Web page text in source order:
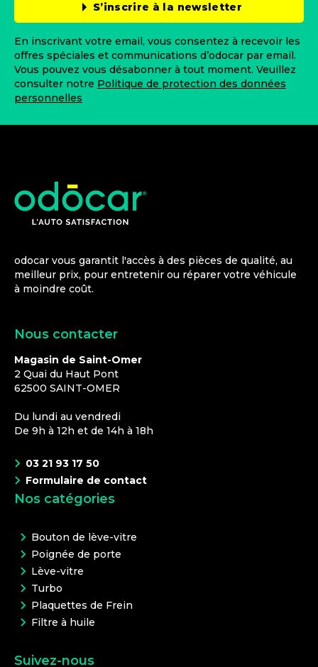
S’inscrire à la newsletter
En inscrivant votre email, vous consentez à recevoir les
offres spéciales et communications d’odocar par email.
Vous pouvez vous désabonner à tout moment. Veuillez
consulter notre Politique de protection des données
personnelles
odocar vous garantit l'accès à des pièces de qualité, au
meilleur prix, pour entretenir ou réparer votre véhicule
à moindre coût.
Nous contacter
Magasin de Saint-Omer
2 Quai du Haut Pont
62500 SAINT-OMER
Du lundi au vendredi
De 9h à 12h et de 14h à 18h
03 21 93 17 50
Formulaire de contact
Nos catégories
Bouton de lève-vitre
Poignée de porte
Lève-vitre
Turbo
Plaquettes de Frein
Filtre à huile
Suivez-nous